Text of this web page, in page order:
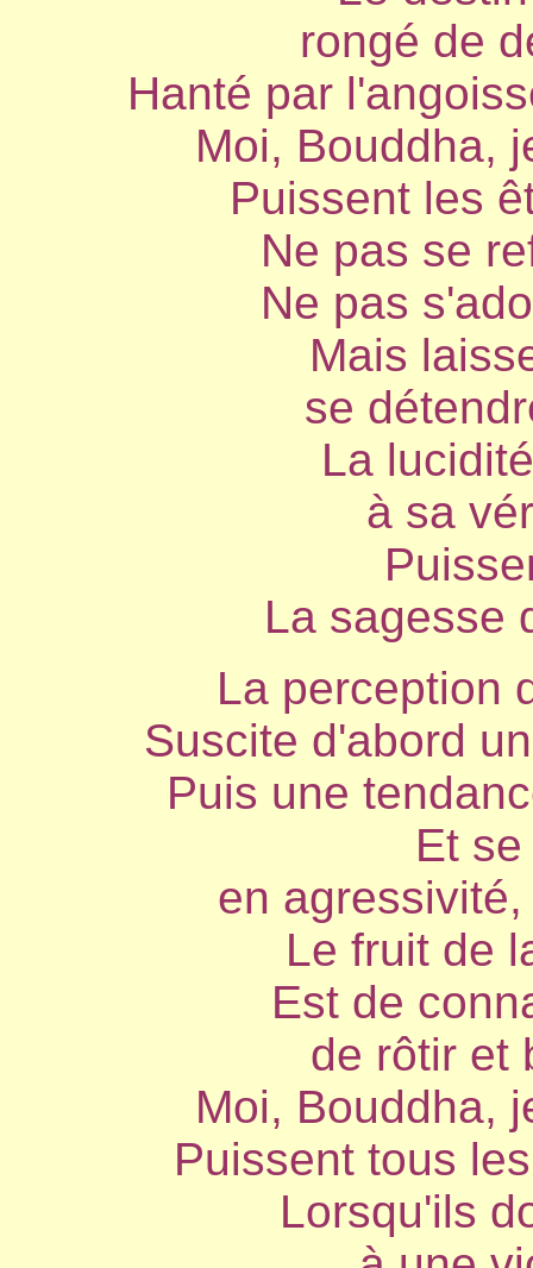
rongé de
Hanté par
Moi, Bouddha,
Puissent les
Ne pas se
Ne pas
Mais
se
La
à sa
La sagesse
La perception
Suscite d'abord
Puis une
Et
en
Le fruit de
Est de
de rôtir et
Moi, Bouddha,
Puissent tous
Lorsqu'ils